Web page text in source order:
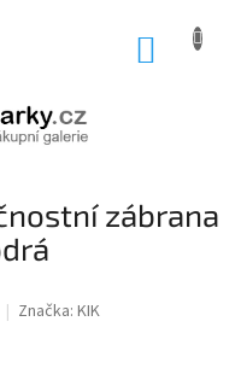
zábrana
Značka: KIK